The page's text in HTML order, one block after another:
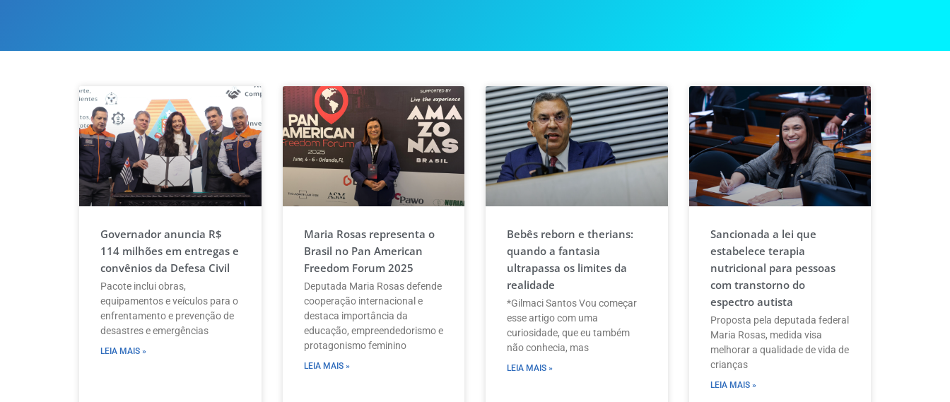
Governador anuncia R$
114 milhões em entregas e
convênios da Defesa Civil
Pacote inclui obras,
equipamentos e veículos para o
enfrentamento e prevenção de
desastres e emergências
LEIA MAIS »
Maria Rosas representa o
Brasil no Pan American
Freedom Forum 2025
Deputada Maria Rosas defende
cooperação internacional e
destaca importância da
educação, empreendedorismo e
protagonismo feminino
LEIA MAIS »
Bebês reborn e therians:
quando a fantasia
ultrapassa os limites da
realidade
*Gilmaci Santos Vou começar
esse artigo com uma
curiosidade, que eu também
não conhecia, mas
LEIA MAIS »
Sancionada a lei que
estabelece terapia
nutricional para pessoas
com transtorno do
espectro autista
Proposta pela deputada federal
Maria Rosas, medida visa
melhorar a qualidade de vida de
crianças
LEIA MAIS »